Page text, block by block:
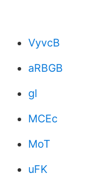
VyvcB
aRBGB
gl
MCEc
MoT
uFK